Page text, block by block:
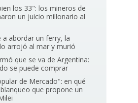
los 33": los mineros de
un juicio millonario al
a abordar un ferry, la
arrojó al mar y murió
que se va de Argentina:
se puede comprar
de Mercado": en qué
que propone un